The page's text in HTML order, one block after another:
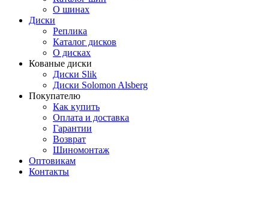
О шинах
Диски
Реплика
Каталог дисков
О дисках
Кованые диски
Диски Slik
Диски Solomon Alsberg
Покупателю
Как купить
Оплата и доставка
Гарантии
Возврат
Шиномонтаж
Оптовикам
Контакты